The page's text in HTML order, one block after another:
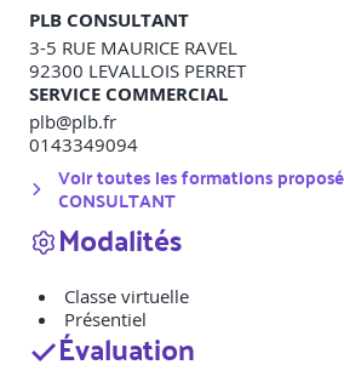
PLB CONSULTANT
3-5 RUE MAURICE RAVEL
92300 LEVALLOIS PERRET
SERVICE COMMERCIAL
plb@plb.fr
0143349094
Voir toutes les formations
CONSULTANT
Modalités
Classe virtuelle
Présentiel
Évaluation